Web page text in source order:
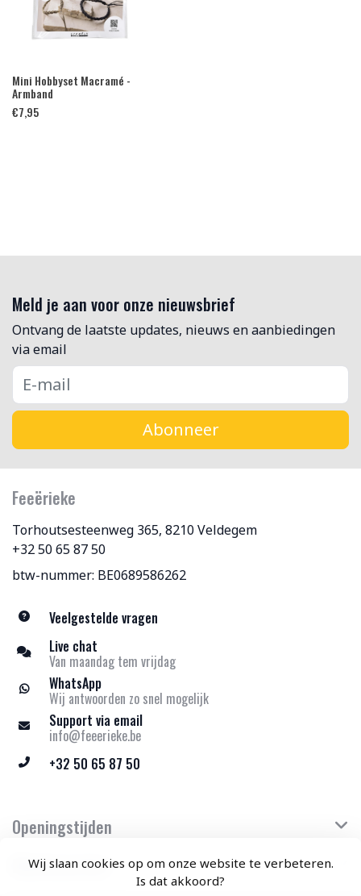
Wij slaan cookies op om onze website te verbeteren.
Is dat akkoord?
Mini Hobbyset Macramé -
Armband
€7,95
Meld je aan voor onze nieuwsbrief
Ontvang de laatste updates, nieuws en aanbiedingen
via email
Abonneer
Feeërieke
Torhoutsesteenweg 365, 8210 Veldegem
+32 50 65 87 50
btw-nummer: BE0689586262
Veelgestelde vragen
Live chat
Van maandag tem vrijdag
WhatsApp
Wij antwoorden zo snel mogelijk
Support via email
info@feeerieke.be
+32 50 65 87 50
Openingstijden
Klantenservice